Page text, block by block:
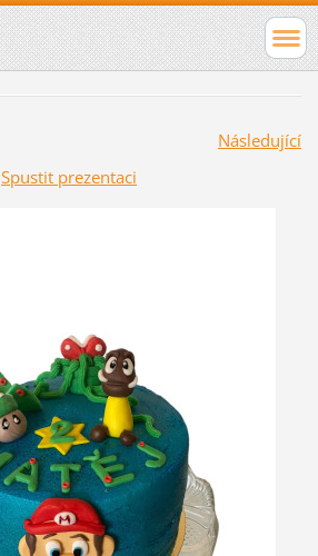
Následující
Spustit prezentaci